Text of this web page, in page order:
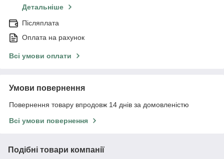
Детальніше
Післяплата
Оплата на рахунок
Всі умови оплати
Умови повернення
Повернення товару впродовж 14 днів за домовленістю
Всі умови повернення
Подібні товари компанії